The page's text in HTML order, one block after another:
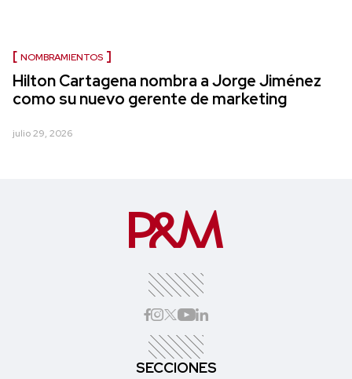
NOMBRAMIENTOS
Hilton Cartagena nombra a Jorge Jiménez
como su nuevo gerente de marketing
julio 29, 2026
SECCIONES